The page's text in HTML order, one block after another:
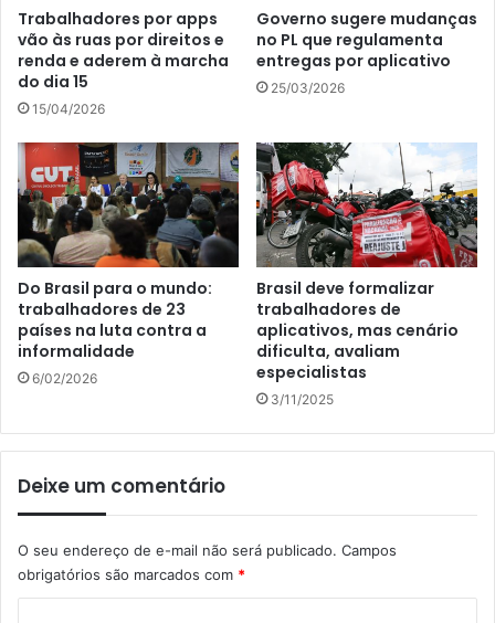
Trabalhadores por apps
vão às ruas por direitos e
renda e aderem à marcha
do dia 15
15/04/2026
Governo sugere mudanças
no PL que regulamenta
entregas por aplicativo
25/03/2026
Do Brasil para o mundo:
trabalhadores de 23
países na luta contra a
informalidade
6/02/2026
Brasil deve formalizar
trabalhadores de
aplicativos, mas cenário
dificulta, avaliam
especialistas
3/11/2025
Deixe um comentário
O seu endereço de e-mail não será publicado. Campos
obrigatórios são marcados com *